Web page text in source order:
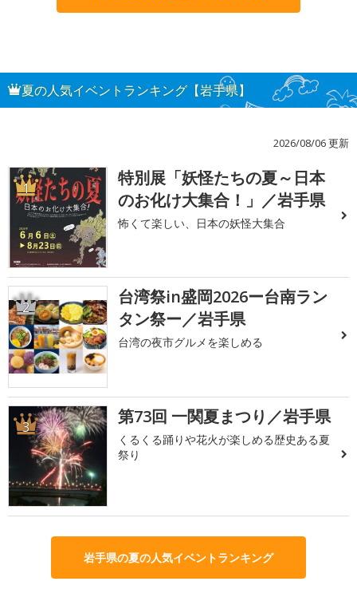
夏の人気イベントランキング【岩手県】
2026/08/06 更新
1
特別展「妖怪たちの夏～日本
のお化け大集合！」／岩手県
怖くて楽しい、日本の妖怪大集合
2
台湾祭in盛岡2026ー台南ラン
タン祭ー／岩手県
台湾の夜市グルメを楽しめる
3 第73回 一関夏まつり／岩手県
くるくる踊りや花火が楽しめる歴史ある夏
祭り
岩手県の夏の人気イベントランキング